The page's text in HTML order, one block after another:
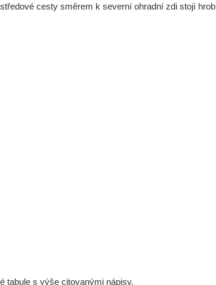
cesty směrem k severní ohradní zdi stojí hrob
tabule s výše citovanými nápisy.